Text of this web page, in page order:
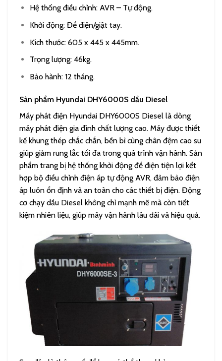
Hệ thống điều chỉnh: AVR – Tự động.
Khởi động: Đề điện/giật tay.
Kích thước: 605 x 445 x 445mm.
Trọng lượng: 46kg.
Bảo hành: 12 tháng.
Sản phẩm Hyundai DHY6000S dầu Diesel
Máy phát điện Hyundai DHY6000S Diesel là dòng
máy phát điện gia đình chất lượng cao. Máy được thiết
kế khung thép chắc chắn, bền bỉ cùng chân đệm cao su
giúp giảm rung lắc tối đa trong quá trình vận hành. Sản
phẩm trang bị hệ thống khởi động đề điện tiện lợi kết
hợp bộ điều chỉnh điện áp tự động AVR, đảm bảo điện
áp luôn ổn định và an toàn cho các thiết bị điện. Động
cơ chạy dầu Diesel không chỉ mạnh mẽ mà còn tiết
kiệm nhiên liệu, giúp máy vận hành lâu dài và hiệu quả.